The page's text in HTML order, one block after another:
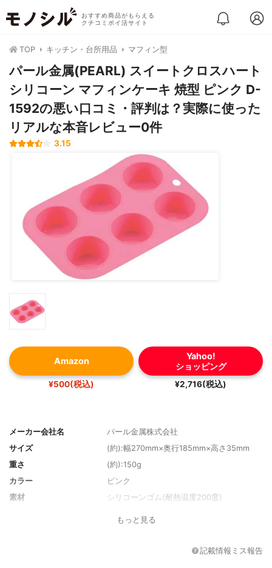
おすすめ商品がもらえる
クチコミポイ活サイト
TOP キッチン・台所用品 マフィン型
パール金属(PEARL) スイートクロスハート
シリコーン マフィンケーキ 焼型 ピンク D-
1592の悪い口コミ・評判は？実際に使った
リアルな本音レビュー0件
3.15
Amazon
¥500(税込)
Yahoo!
ショッピング
¥2,716(税込)
メーカー会社名
パール金属株式会社
サイズ
(約):幅270mm×奥行185mm×高さ35mm
重さ
(約):150g
カラー
ピンク
素材
シリコーンゴム(耐熱温度200度)
プレート型
もっと見る
記載情報ミス報告